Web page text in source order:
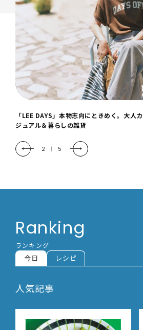
「LEE DAYS」本物志向にときめく。大人カ
ジュアル＆暮らしの雑貨
2 | 5
Ranking
ランキング
今日 レシピ
人気記事